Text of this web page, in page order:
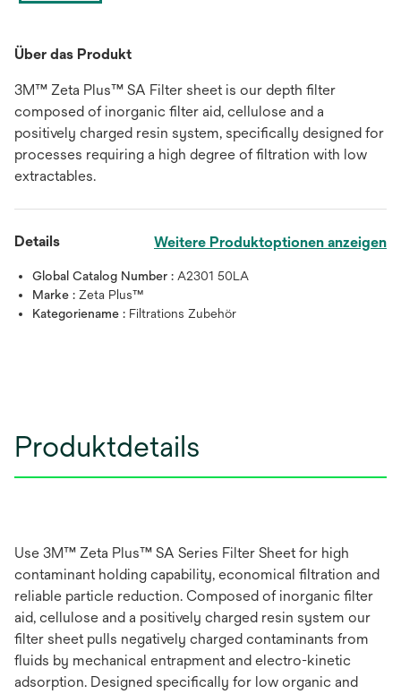
Über das Produkt
3M™ Zeta Plus™ SA Filter sheet is our depth filter
composed of inorganic filter aid, cellulose and a
positively charged resin system, specifically designed for
processes requiring a high degree of filtration with low
extractables.
Details Weitere Produktoptionen anzeigen
Global Catalog Number : A2301 50LA
Marke : Zeta Plus™
Kategoriename : Filtrations Zubehör
Produktdetails
Use 3M™ Zeta Plus™ SA Series Filter Sheet for high
contaminant holding capability, economical filtration and
reliable particle reduction. Composed of inorganic filter
aid, cellulose and a positively charged resin system our
filter sheet pulls negatively charged contaminants from
fluids by mechanical entrapment and electro-kinetic
adsorption. Designed specifically for low organic and